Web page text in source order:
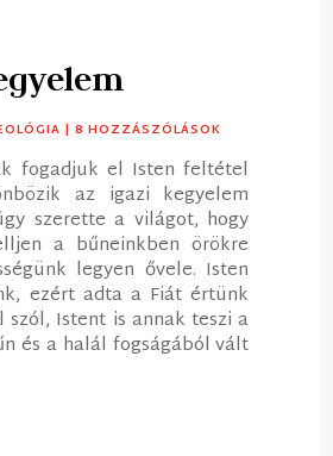
| 8 HOZZÁSZÓLÁSOK
fogadjuk el Isten feltétel
az igazi kegyelem
szerette a világot, hogy
a bűneinkben örökre
legyen ővele. Isten
ezért adta a Fiát értünk
Istent is annak teszi a
és a halál fogságából vált